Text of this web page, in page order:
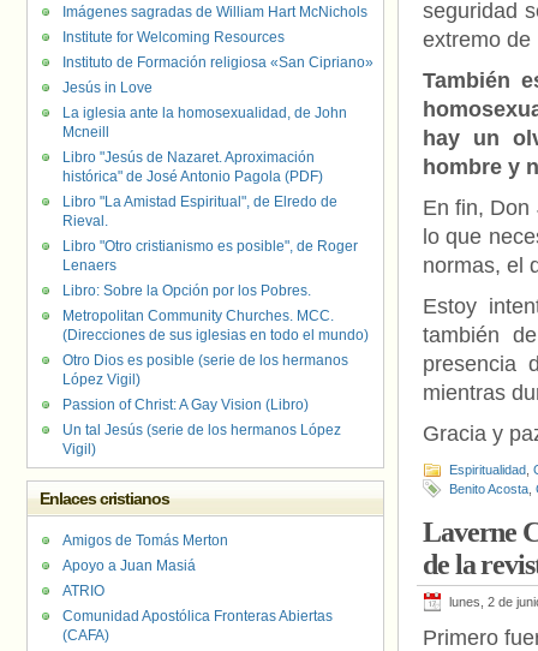
seguridad
extremo de
También
hay un
hombre y
En fin, Don
lo que
normas, el
Estoy
también
presencia
mientras
Gracia y
Espiritualidad
Benito Acosta
Laverne
de la
lunes, 2 de
Primero
Imágenes sagradas de William Hart McNichols
Institute for Welcoming Resources
Instituto de Formación religiosa «San Cipriano»
Jesús in Love
La iglesia ante la homosexualidad, de John
Mcneill
Libro "Jesús de Nazaret. Aproximación
histórica" de José Antonio Pagola (PDF)
Libro "La Amistad Espiritual", de Elredo de
Rieval.
Libro "Otro cristianismo es posible", de Roger
Lenaers
Libro: Sobre la Opción por los Pobres.
Metropolitan Community Churches. MCC.
(Direcciones de sus iglesias en todo el mundo)
Otro Dios es posible (serie de los hermanos
López Vigil)
Passion of Christ: A Gay Vision (Libro)
Un tal Jesús (serie de los hermanos López
Vigil)
Enlaces cristianos
Amigos de Tomás Merton
Apoyo a Juan Masiá
ATRIO
Comunidad Apostólica Fronteras Abiertas
(CAFA)